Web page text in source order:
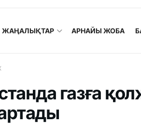
ЖАҢАЛЫҚТАР АРНАЙЫ ЖОБА
газға